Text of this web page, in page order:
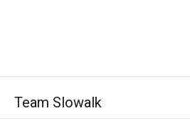
Team Slowalk